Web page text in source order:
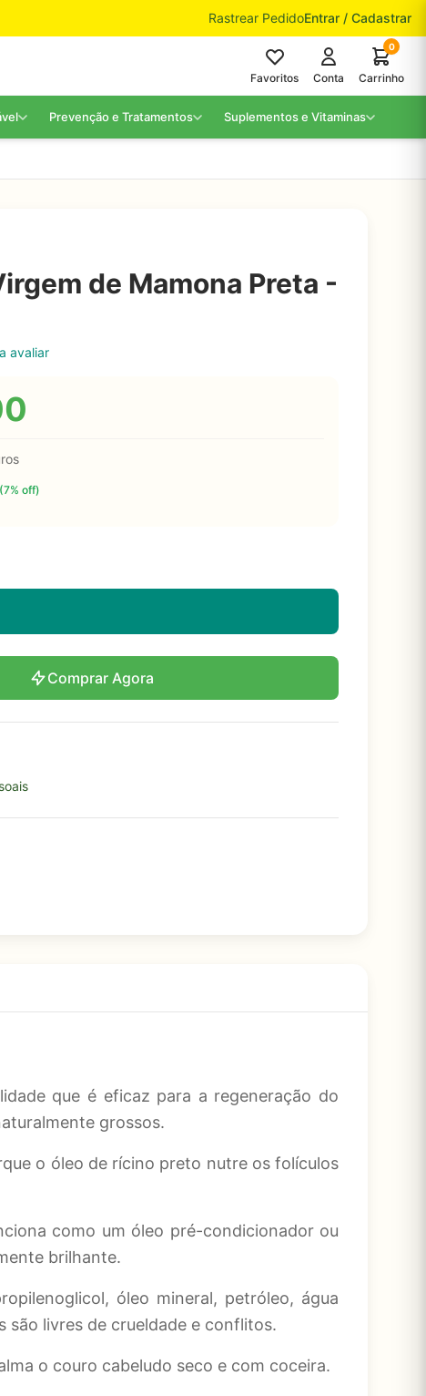
Rastrear PedidoEntrar / Cadastrar
Favoritos Conta
0
Carrinho
Prevenção e Tratamentos Suplementos e Vitaminas
de Mamona Preta -
avaliar
(7% off)
Comprar Agora
que é eficaz para a regeneração do
grossos.
o óleo de rícino preto nutre os folículos
como um óleo pré-condicionador ou
brilhante.
óleo mineral, petróleo, água
livres de crueldade e conflitos.
o couro cabeludo seco e com coceira.